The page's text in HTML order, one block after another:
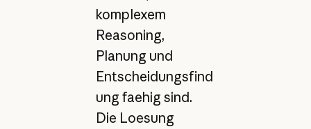
komplexem
Reasoning,
Planung und
Entscheidungsfind
ung faehig sind.
Die Loesung